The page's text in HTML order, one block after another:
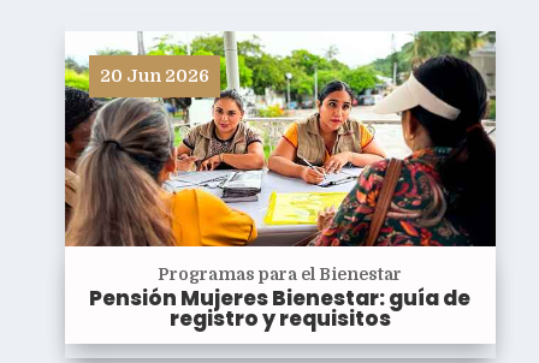
20 Jun 2026
Programas para el Bienestar
Pensión Mujeres Bienestar: guía de
registro y requisitos